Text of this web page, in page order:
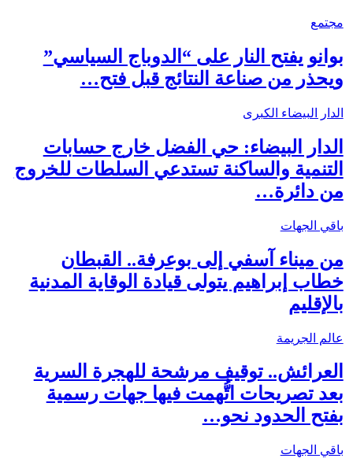
مجتمع
بوانو يفتح النار على “الدوباج السياسي”
ويحذر من صناعة النتائج قبل فتح…
الدار البيضاء الكبرى
الدار البيضاء: حي الفضل خارج حسابات
التنمية والساكنة تستدعي السلطات للخروج
من دائرة…
باقي الجهات
من ميناء آسفي إلى بوعرفة.. القبطان
خطاب إبراهيم يتولى قيادة الوقاية المدنية
بالإقليم
عالم الجريمة
العرائش.. توقيف مرشحة للهجرة السرية
بعد تصريحات اتُّهمت فيها جهات رسمية
بفتح الحدود نحو…
باقي الجهات